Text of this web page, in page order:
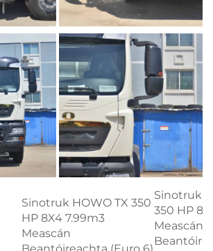
Sinotruk HOWO TX 350
HP 8X4 7.99m3
Meascán
Sinotruk
350 HP
Meascán